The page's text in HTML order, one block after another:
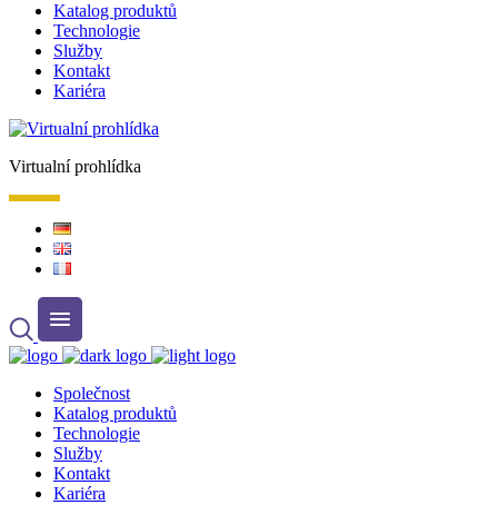
Katalog produktů
Technologie
Služby
Kontakt
Kariéra
Virtualní prohlídka
Společnost
Katalog produktů
Technologie
Služby
Kontakt
Kariéra